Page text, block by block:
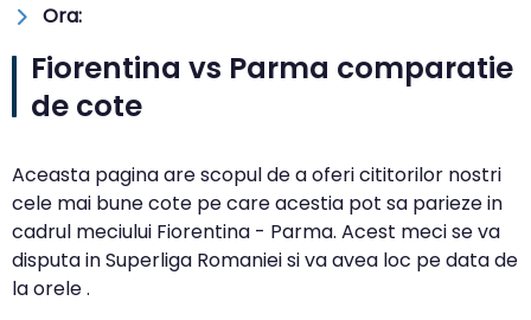
Ora:
Fiorentina vs Parma comparatie
de cote
Aceasta pagina are scopul de a oferi cititorilor nostri
cele mai bune cote pe care acestia pot sa parieze in
cadrul meciului Fiorentina - Parma. Acest meci se va
disputa in Superliga Romaniei si va avea loc pe data de
la orele .